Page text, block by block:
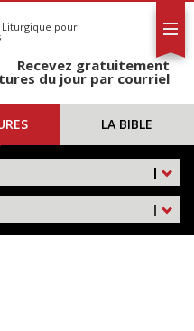
Liturgique pour
Recevez gratuitement
du jour par courriel
LA BIBLE
|
|